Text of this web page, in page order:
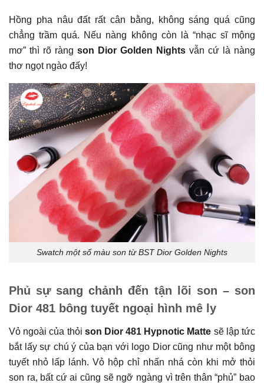
Hồng pha nâu đất rất cân bằng, không sáng quá cũng
chẳng trầm quá. Nếu nàng không còn là “nhạc sĩ mộng
mơ” thì rõ ràng son Dior Golden Nights vẫn cứ là nàng
thơ ngọt ngào đấy!
Swatch một số màu son từ BST Dior Golden Nights
Phủ sự sang chảnh đến tận lõi son – son
Dior 481 bông tuyết ngoại hình mê ly
Vỏ ngoài của thỏi son Dior 481 Hypnotic Matte sẽ lập tức
bắt lấy sự chú ý của bạn với logo Dior cũng như một bông
tuyết nhỏ lấp lánh. Vỏ hộp chỉ nhấn nhá còn khi mở thỏi
son ra, bất cứ ai cũng sẽ ngỡ ngàng vì trên thân “phủ” bao